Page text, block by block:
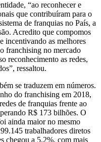
“ao reconhecer e
que contribuíram para o
de franquias no País, a
Acredito que compomos
incentivando as melhores
franchising no mercado
reconhecimento as redes,
ressaltou.
se traduzem em números.
do franchising em 2018,
de franquias frente ao
R$ 173 bilhões. O
ainda maior no mesmo
trabalhadores diretos
chegou a 5,2%, com mais